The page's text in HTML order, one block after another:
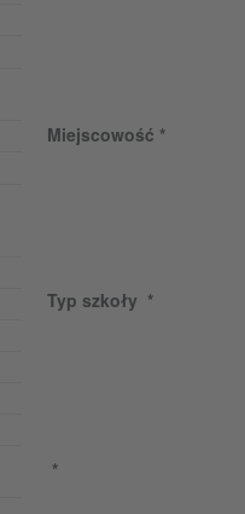
Miejscowość
Typ szkoły